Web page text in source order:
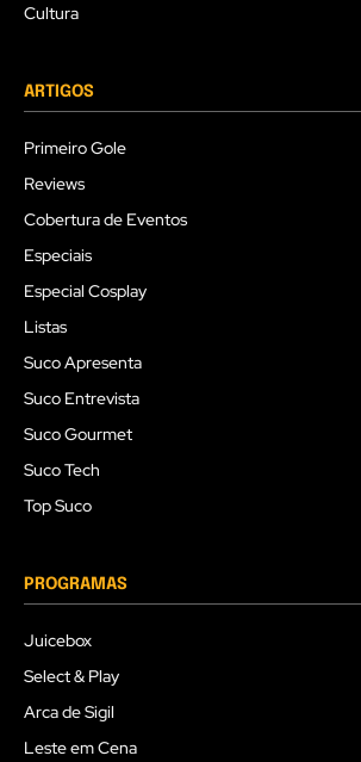
Cultura
ARTIGOS
Primeiro Gole
Reviews
Cobertura de Eventos
Especiais
Especial Cosplay
Listas
Suco Apresenta
Suco Entrevista
Suco Gourmet
Suco Tech
Top Suco
PROGRAMAS
Juicebox
Select & Play
Arca de Sigil
Leste em Cena